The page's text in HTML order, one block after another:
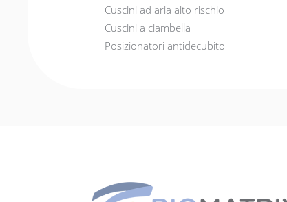
Cuscini ad aria alto rischio
Cuscini a ciambella
Posizionatori antidecubito